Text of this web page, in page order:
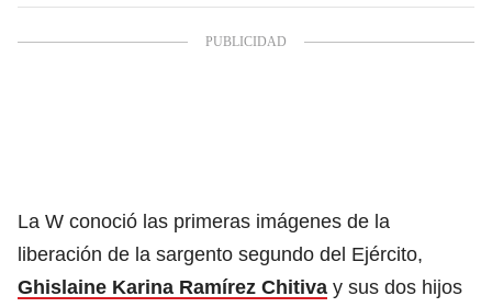
La W conoció las primeras imágenes de la
liberación de la sargento segundo del Ejército,
Ghislaine Karina Ramírez Chitiva y sus dos hijos